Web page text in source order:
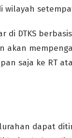
wilayah
di DTKS
akan
saja ke RT
dapat